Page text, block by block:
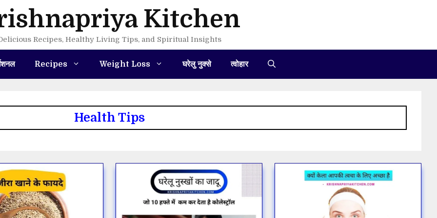
Kitchen
Recipes, Healthy Living Tips, and Spiritual Insights
Recipes Weight Loss घरेलु नुक्से त्वोहार
Health Tips